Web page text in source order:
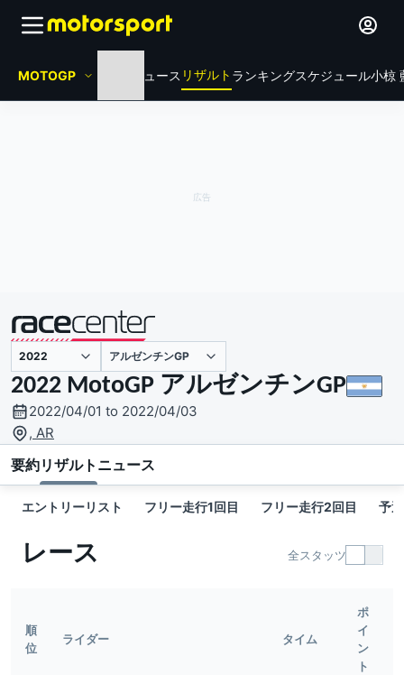
MOTOGP ニュース リザルト ランキングスケジュール小椋
主催 アルゼンチンGP
2022 MotoGP アルゼンチンGP
2022/04/01 to 2022/04/03
, AR
要約リザルト ニュース
エントリーリスト フリー走行1回目 フリー走行2回目 予
レース 全スタッツ
順
位
ライダー タイム
ポ
イ
ン
ト